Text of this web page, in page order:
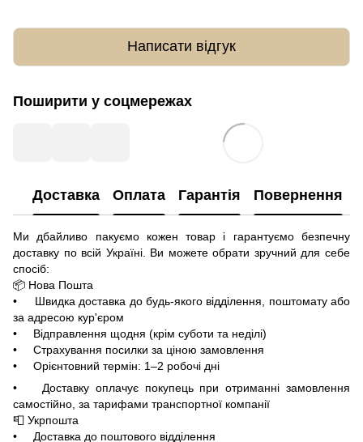
Написати відгук
Поширити у соцмережах
Доставка Оплата Гарантія Повернення
Ми дбайливо пакуємо кожен товар і гарантуємо безпечну
доставку по всій Україні. Ви можете обрати зручний для себе
спосіб:
📦 Нова Пошта
• Швидка доставка до будь-якого відділення, поштомату або
за адресою кур'єром
• Відправлення щодня (крім суботи та неділі)
• Страхування посилки за ціною замовлення
• Орієнтовний термін: 1–2 робочі дні
• Доставку оплачує покупець при отриманні замовлення
самостійно, за тарифами транспортної компанії
📮 Укрпошта
• Доставка до поштового відділення